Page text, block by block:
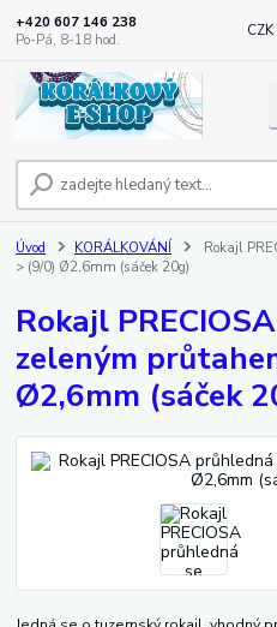
CZK
+420 607 146 238
Po-Pá, 8-18 hod.
Úvod KORÁLKOVÁNÍ
Rokajl
> (9/0) Ø2,6mm (sáček 20g)
Rokajl
zeleným
Ø2,6mm (sáček